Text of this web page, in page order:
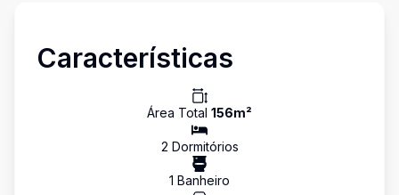
Características
Área Total 156m²
2 Dormitórios
1 Banheiro